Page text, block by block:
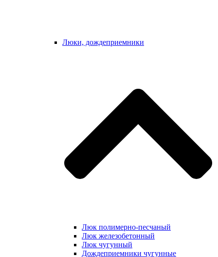
Люки, дождеприемники
Люк полимерно-песчаный
Люк железобетонный
Люк чугунный
Дождеприемники чугунные